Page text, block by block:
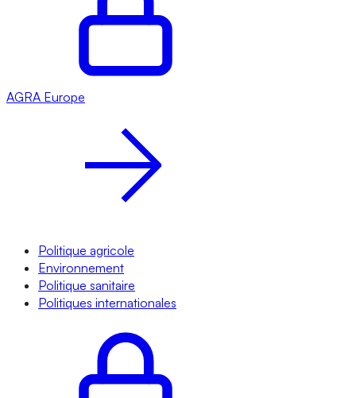
AGRA Europe
Politique agricole
Environnement
Politique sanitaire
Politiques internationales